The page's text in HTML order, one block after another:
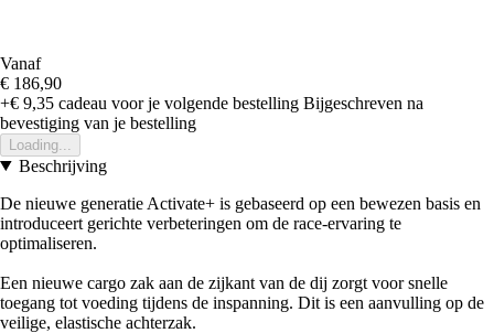
Vanaf
€ 186,90
+€ 9,35 cadeau voor je volgende bestelling Bijgeschreven na
bevestiging van je bestelling
Loading...
Beschrijving
De nieuwe generatie Activate+ is gebaseerd op een bewezen basis en
introduceert gerichte verbeteringen om de race-ervaring te
optimaliseren.
Een nieuwe cargo zak aan de zijkant van de dij zorgt voor snelle
toegang tot voeding tijdens de inspanning. Dit is een aanvulling op de
veilige, elastische achterzak.